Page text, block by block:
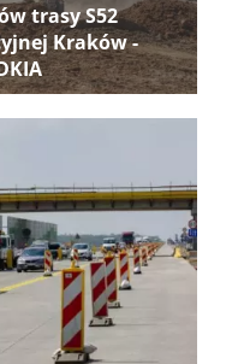
trasy S52
Kraków -